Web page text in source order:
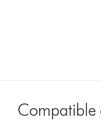
Compatible